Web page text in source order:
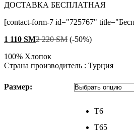
ДОСТАВКА БЕСПЛАТНАЯ
[contact-form-7 id="725767"
1 110 ЅМ2 220ЅМ (-50%)
100% Хлопок
Страна производитель : Турция
Размер:
T6
T65